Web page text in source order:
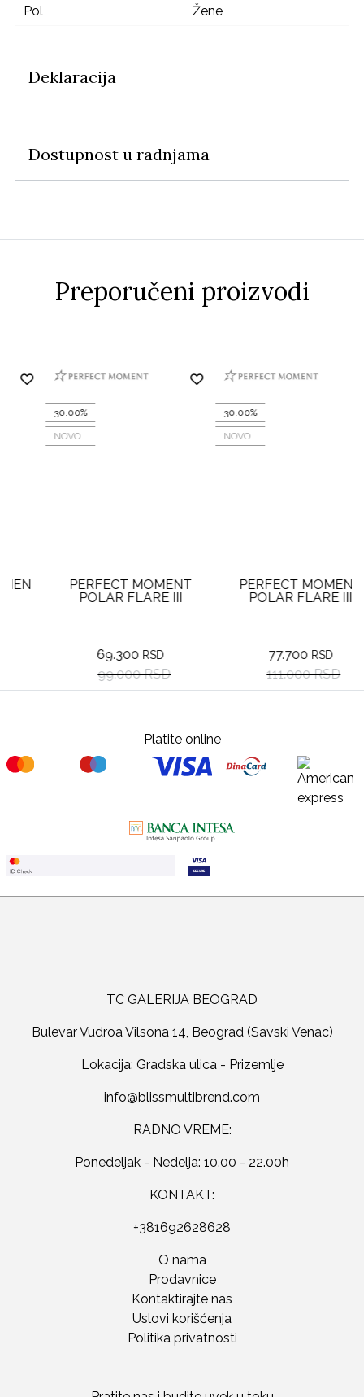
Pol
Žene
Deklaracija
Dostupnost u radnjama
Preporučeni proizvodi
30.00%
PERFECT MOMENT
POLAR FLARE III
69.300RSD
99.000 RSD
30.00%
PERFECT MOMENT
POLAR FLARE III
77.700RSD
111.000 RSD
Platite online
TC GALERIJA BEOGRAD
Bulevar Vudroa Vilsona 14, Beograd (Savski Venac)
Lokacija: Gradska ulica - Prizemlje
RADNO VREME:
Ponedeljak - Nedelja: 10.00 - 22.00h
KONTAKT:
+381692628628
O nama
Prodavnice
Kontaktirajte nas
Uslovi korišćenja
Politika privatnosti